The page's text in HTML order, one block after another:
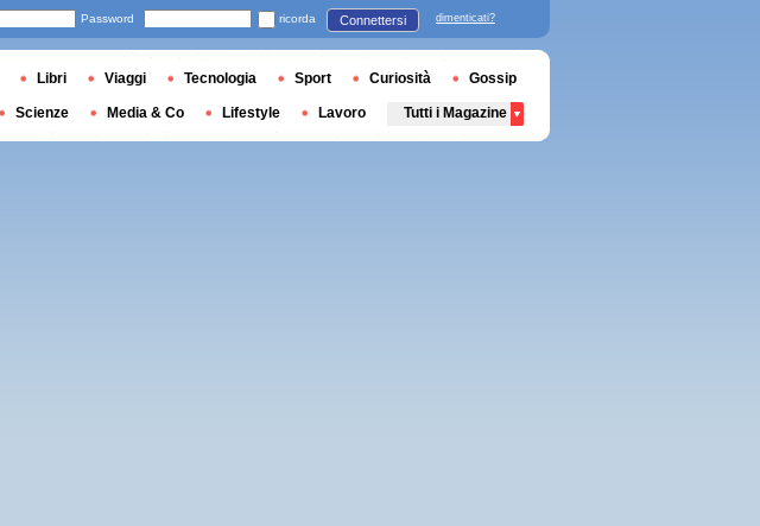
Password ricorda Connettersi dimenticati?
Libri Viaggi Tecnologia Sport Curiosità Gossip
Scienze Media & Co Lifestyle Lavoro Tutti i Magazine